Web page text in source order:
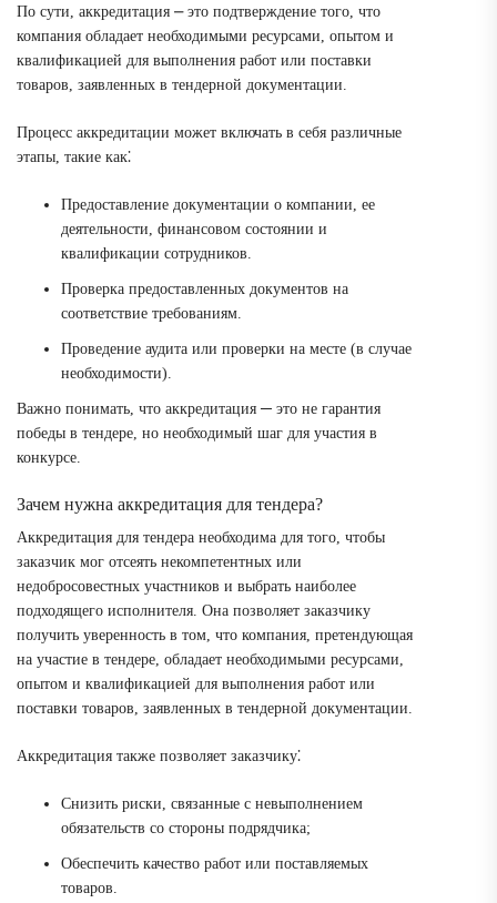
По сути, аккредитация ⎼ это подтверждение того, что
компания обладает необходимыми ресурсами, опытом и
квалификацией для выполнения работ или поставки
товаров, заявленных в тендерной документации.
Процесс аккредитации может включать в себя различные
этапы, такие как⁚
Предоставление документации о компании, ее
деятельности, финансовом состоянии и
квалификации сотрудников.
Проверка предоставленных документов на
соответствие требованиям.
Проведение аудита или проверки на месте (в случае
необходимости).
Важно понимать, что аккредитация ─ это не гарантия
победы в тендере, но необходимый шаг для участия в
конкурсе.
Зачем нужна аккредитация для тендера?
Аккредитация для тендера необходима для того, чтобы
заказчик мог отсеять некомпетентных или
недобросовестных участников и выбрать наиболее
подходящего исполнителя. Она позволяет заказчику
получить уверенность в том, что компания, претендующая
на участие в тендере, обладает необходимыми ресурсами,
опытом и квалификацией для выполнения работ или
поставки товаров, заявленных в тендерной документации.
Аккредитация также позволяет заказчику⁚
Снизить риски, связанные с невыполнением
обязательств со стороны подрядчика;
Обеспечить качество работ или поставляемых
товаров.